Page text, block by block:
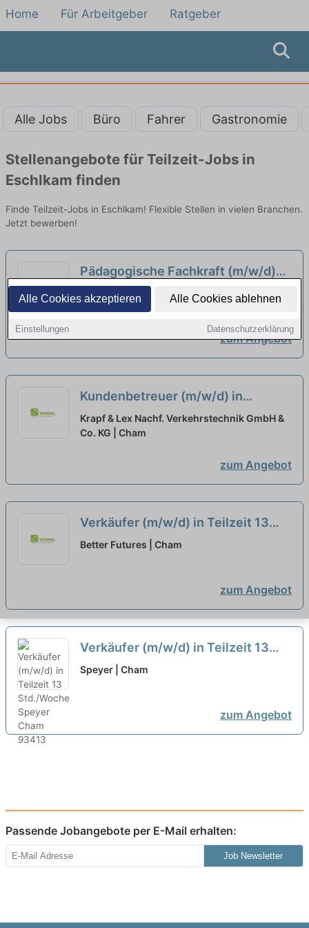
Alle Cookies akzeptieren Alle Cookies ablehnen
Einstellungen Datenschutzerklärung
Home Für Arbeitgeber Ratgeber
Alle Jobs Büro Fahrer Gastronomie
Stellenangebote für Teilzeit-Jobs in
Eschlkam finden
Finde Teilzeit-Jobs in Eschlkam! Flexible Stellen in vielen Branchen.
Jetzt bewerben!
Pädagogische Fachkraft (m/w/d)
im Gruppendienst in Teilzeit (30-
35 Stunden/Woche) - Hier gehören
Dr. Loew Einrichtung Kollnburg | Kollnburg
zum Angebot
Kundenbetreuer (m/w/d) in
Festanstellung -Vollzeit/Teilzeit
neu
Krapf & Lex Nachf. Verkehrstechnik GmbH &
Co. KG | Cham
zum Angebot
Verkäufer (m/w/d) in Teilzeit 13
Std./Woche neu
Better Futures | Cham
zum Angebot
Verkäufer (m/w/d) in Teilzeit 13
Std./Woche
Speyer | Cham
zum Angebot
Passende Jobangebote per E-Mail erhalten:
Job Newsletter